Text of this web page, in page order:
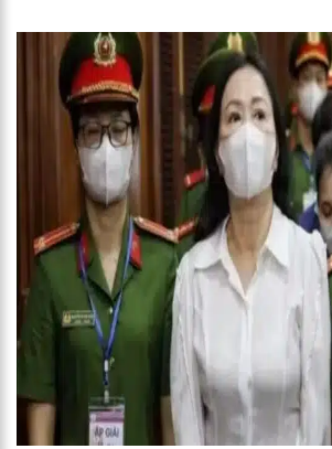
crise na carreira
12:46 Enfermeiros do HPS 28 de Agosto
processo seletivo do Hospital
Casal morre em acidente de trânsito
Mãe de Paulo Gustavo revela
humorista
Livre da Globo, Galvão Bueno realiza
programa
11:35
Prefeitura e Sinetram emitem
gratuitamente em ação
11:29 Com Lei Paulo Gustavo, governo
Governo do Amazonas vai em busca
ecoindustriais na Coreia do
Vítima de Daniel Alves larga emprego
nojo’